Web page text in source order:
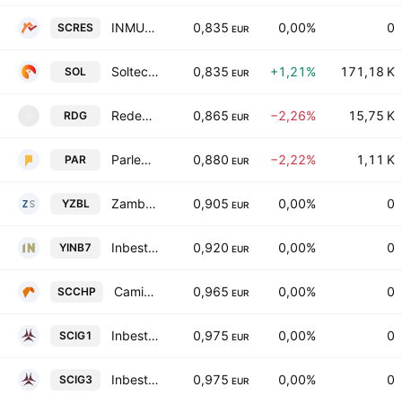
SCRES INMUEBLES EN ALQUILER RESYDENZA SOCIMI, S.A. 0,835 EUR 0,00% 0
SOL Soltec Power Holdings SA 0,835 EUR +1,21% 171,18 K
RDG Redegal SA 0,865 EUR −2,26% 15,75 K
PAR Parlem Telecom Companyia de Telecomunicacions SA 0,880 EUR −2,22% 1,11 K
YZBL Zambal Spain SOCIMI SA 0,905 EUR 0,00% 0
YINB7 Inbest Prime VII Inmuebles SOCIMI SA 0,920 EUR 0,00% 0
SCCHP Caminho Propicio Sic Imobiliaria Fechada SA 0,965 EUR 0,00% 0
SCIG1 Inbest GPF Multi Asset Class Prime I SA 0,975 EUR 0,00% 0
SCIG3 Inbest GPF Multi Asset Class Prime III SA 0,975 EUR 0,00% 0